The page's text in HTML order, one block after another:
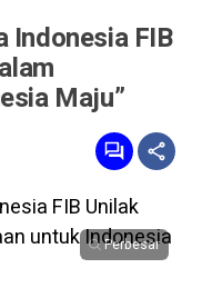
Indonesia FIB
Maju”
Perbesar